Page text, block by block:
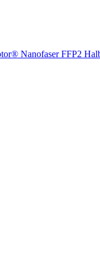
Nanofaser FFP2